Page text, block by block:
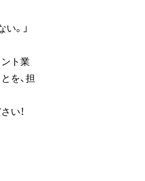
。」
ト業
を、担
い！